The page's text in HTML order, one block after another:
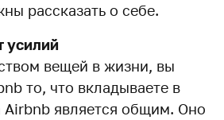
рассказать о себе.
усилий
вещей в жизни, вы
то, что вкладываете в
Airbnb является общим. Оно